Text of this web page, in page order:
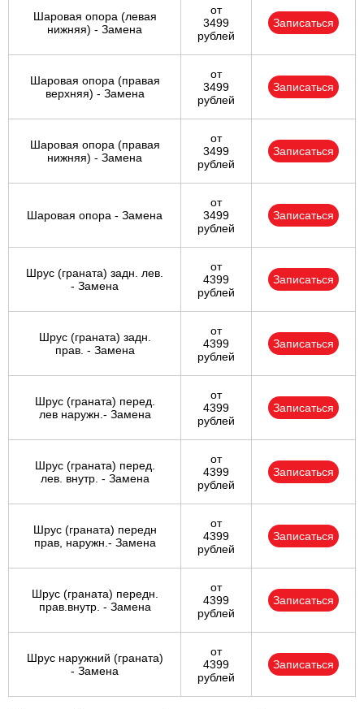
Шаровая опора (левая
нижняя) - Замена
от
3499
рублей
Записаться
Шаровая опора (правая
верхняя) - Замена
от
3499
рублей
Записаться
Шаровая опора (правая
нижняя) - Замена
от
3499
рублей
Записаться
Шаровая опора - Замена
от
3499
рублей
Записаться
Шрус (граната) задн. лев.
- Замена
от
4399
рублей
Записаться
Шрус (граната) задн.
прав. - Замена
от
4399
рублей
Записаться
Шрус (граната) перед.
лев наружн.- Замена
от
4399
рублей
Записаться
Шрус (граната) перед.
лев. внутр. - Замена
от
4399
рублей
Записаться
Шрус (граната) передн
прав, наружн.- Замена
от
4399
рублей
Записаться
Шрус (граната) передн.
прав.внутр. - Замена
от
4399
рублей
Записаться
Шрус наружний (граната)
- Замена
от
4399
рублей
Записаться